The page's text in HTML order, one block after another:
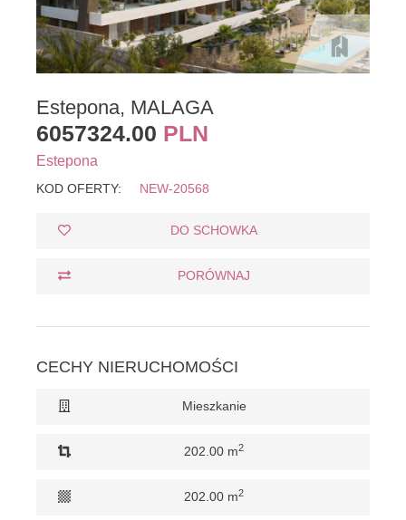
Estepona, MALAGA
6057324.00 PLN
Estepona
KOD OFERTY: NEW-20568
DO SCHOWKA
PORÓWNAJ
CECHY NIERUCHOMOŚCI
Mieszkanie
202.00 m2
202.00 m2